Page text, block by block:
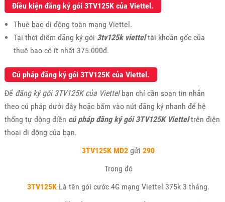
Điều kiện đăng ký gói 3TV125K của Viettel.
Thuê bao di động toàn mạng Viettel.
Tại thời điểm đăng ký gói 3tv125k vietteltài khoản gốc của
thuê bao có ít nhất 375.000đ.
Cú pháp đăng ký gói 3TV125K của Viettel.
Để đăng ký gói 3TV125K của Viettelbạn chỉ cần soạn tin nhắn
theo cú pháp dưới đây hoặc bấm vào nút đăng ký nhanh để hệ
thống tự động điền cú pháp đăng ký gói 3TV125K Vietteltrên điện
thoại di động của bạn.
3TV125K MD2 gửi 290
Trong đó
3TV125K Là tên gói cước 4G mạng Viettel 375k 3 tháng.